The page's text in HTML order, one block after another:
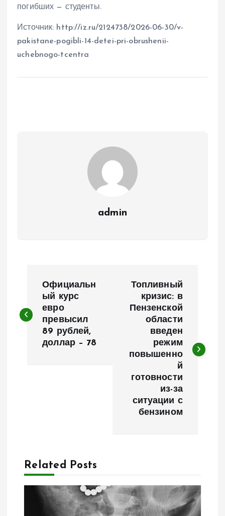
погибших — студенты.
Источник: http://iz.ru/2124738/2026-06-30/v-
pakistane-pogibli-14-detei-pri-obrushenii-
uchebnogo-tcentra
admin
в
я
Официальн
ый курс
евро
превысил
89 рублей,
доллар – 78
Топливный
кризис: в
Пензенской
области
введен
режим
повышенно
й
готовности
из-за
ситуации с
бензином
Related Posts